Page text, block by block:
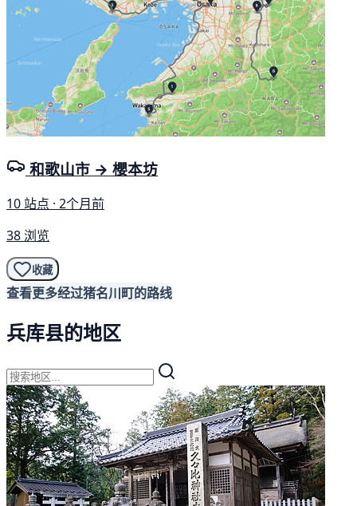
和歌山市 → 櫻本坊
10 站点 · 2个月前
38 浏览
收藏
查看更多经过猪名川町的路线
兵库县的地区